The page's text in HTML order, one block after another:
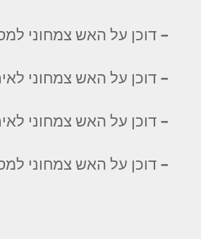
– דוכן על האש צמחוני
– דוכן על האש צמחוני
– דוכן על האש צמחוני
– דוכן על האש צמחוני